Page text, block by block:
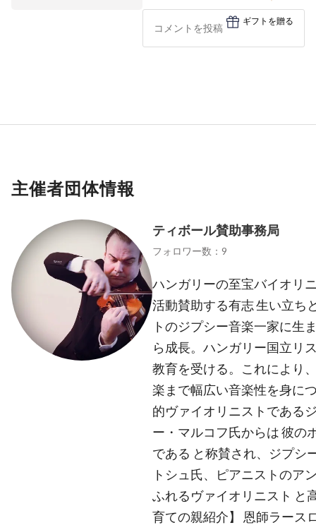
ギフトを贈る
主催者団体情報
ティボール賛助事務局
フォロワー数：9
ハンガリーの至宝バイオリ
活動賛助する有志 生い立ち
トのジプシー音楽一家に生
ら成長。ハンガリー国立リ
教育を受ける。これにより
楽まで幅広い音楽性を身に
的ヴァイオリニストである
ー・マルコフ氏からは 彼の
である と称賛され、ジプシ
トシュ氏、ピアニストのア
ふれるヴァイオリニスト と
育ての親紹介】 恩師ラース